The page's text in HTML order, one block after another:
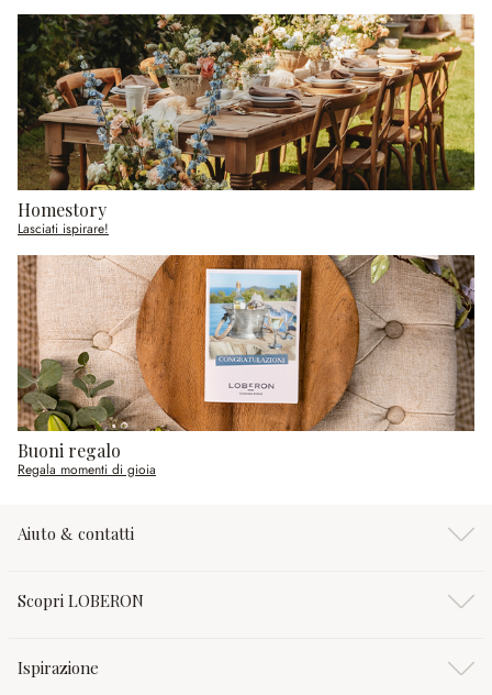
Homestory
Lasciati ispirare!
Buoni regalo
Regala momenti di gioia
Aiuto & contatti
Scopri LOBERON
Ispirazione